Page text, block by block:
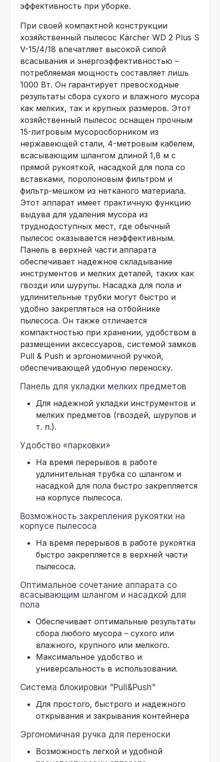
эффективность при уборке.
При своей компактной конструкции
хозяйственный пылесос Kärcher WD 2 Plus S
V-15/4/18 впечатляет высокой силой
всасывания и энергоэффективностью –
потребляемая мощность составляет лишь
1000 Вт. Он гарантирует превосходные
результаты сбора сухого и влажного мусора
как мелких, так и крупных размеров. Этот
хозяйственный пылесос оснащен прочным
15-литровым мусоросборником из
нержавеющей стали, 4-метровым кабелем,
всасывающим шлангом длиной 1,8 м с
прямой рукояткой, насадкой для пола со
вставками, поролоновым фильтром и
фильтр-мешком из нетканого материала.
Этот аппарат имеет практичную функцию
выдува для удаления мусора из
труднодоступных мест, где обычный
пылесос оказывается неэффективным.
Панель в верхней части аппарата
обеспечивает надежное складывание
инструментов и мелких деталей, таких как
гвозди или шурупы. Насадка для пола и
удлинительные трубки могут быстро и
удобно закрепляться на отбойнике
пылесоса. Он также отличается
компактностью при хранении, удобством в
размещении аксессуаров, системой замков
Pull & Push и эргономичной ручкой,
обеспечивающей удобную переноску.
Панель для укладки мелких предметов
Для надежной укладки инструментов и
мелких предметов (гвоздей, шурупов и
т. п.).
Удобство «парковки»
На время перерывов в работе
удлинительная трубка со шлангом и
насадкой для пола быстро закрепляется
на корпусе пылесоса.
Возможность закрепления рукоятки на
корпусе пылесоса
На время перерывов в работе рукоятка
быстро закрепляется в верхней части
пылесоса.
Оптимальное сочетание аппарата со
всасывающим шлангом и насадкой для
пола
Обеспечивает оптимальные результаты
сбора любого мусора – сухого или
влажного, крупного или мелкого.
Максимальное удобство и
универсальность в использовании.
Система блокировки "Pull&Push"
Для простого, быстрого и надежного
открывания и закрывания контейнера
Эргономичная ручка для переноски
Возможность легкой и удобной